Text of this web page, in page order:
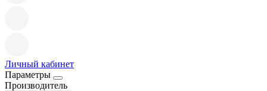
Личный кабинет
Параметры
Производитель